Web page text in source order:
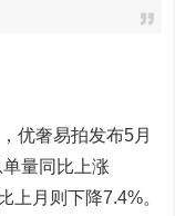
优奢易拍发布5月
量同比上涨
上月则下降7.4%。